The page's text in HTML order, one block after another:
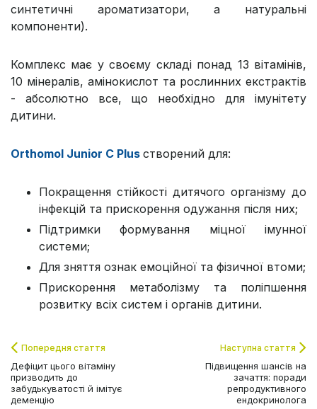
синтетичні ароматизатори, а натуральні
компоненти).
Комплекс має у своєму складі понад 13 вітамінів,
10 мінералів, амінокислот та рослинних екстрактів
- абсолютно все, що необхідно для імунітету
дитини.
Orthomol Junior C Plus створений для:
Покращення стійкості дитячого організму до
інфекцій та прискорення одужання після них;
Підтримки формування міцної імунної
системи;
Для зняття ознак емоційної та фізичної втоми;
Прискорення метаболізму та поліпшення
розвитку всіх систем і органів дитини.
Попередня стаття
Дефіцит цього вітаміну
призводить до
забудькуватості й імітує
деменцію
Наступна стаття
Підвищення шансів на
зачаття: поради
репродуктивного
ендокринолога